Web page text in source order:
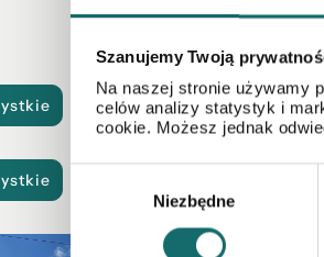
Szanujemy Twoją
Na naszej stronie używamy
celów analizy statystyk i
cookie. Możesz jednak
Niezbędne
Mieszkania Domy